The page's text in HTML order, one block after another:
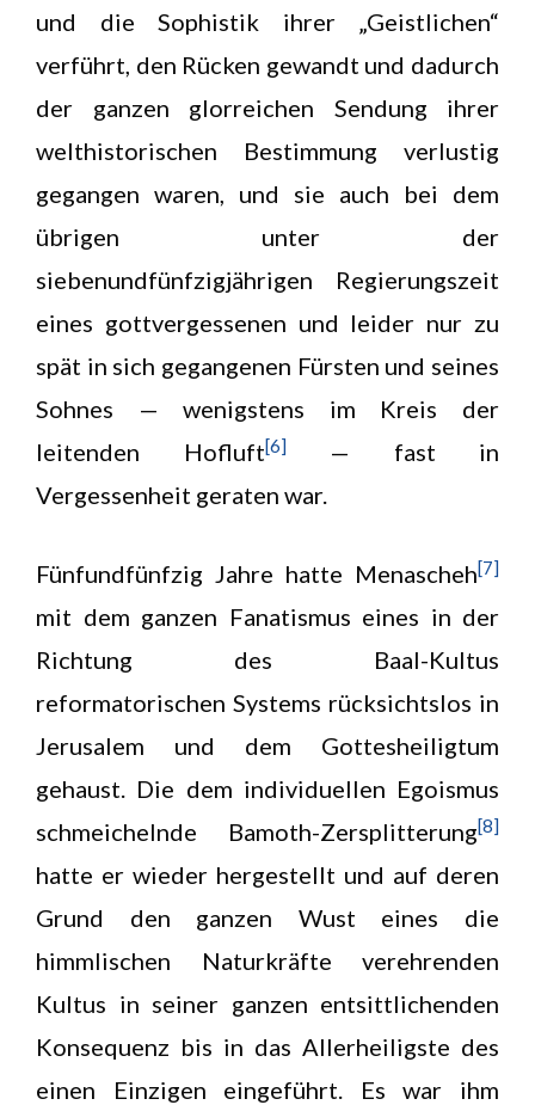
und die Sophistik ihrer „Geistlichen“
verführt, den Rücken gewandt und dadurch
der ganzen glorreichen Sendung ihrer
welthistorischen Bestimmung verlustig
gegangen waren, und sie auch bei dem
übrigen unter der
siebenundfünfzigjährigen Regierungszeit
eines gottvergessenen und leider nur zu
spät in sich gegangenen Fürsten und seines
Sohnes — wenigstens im Kreis der
leitenden Hofluft[6]
— fast in
Vergessenheit geraten war.
Fünfundfünfzig Jahre hatte Menascheh[7]
mit dem ganzen Fanatismus eines in der
Richtung des Baal-Kultus
reformatorischen Systems rücksichtslos in
Jerusalem und dem Gottesheiligtum
gehaust. Die dem individuellen Egoismus
schmeichelnde Bamoth-Zersplitterung[8]
hatte er wieder hergestellt und auf deren
Grund den ganzen Wust eines die
himmlischen Naturkräfte verehrenden
Kultus in seiner ganzen entsittlichenden
Konsequenz bis in das Allerheiligste des
einen Einzigen eingeführt. Es war ihm